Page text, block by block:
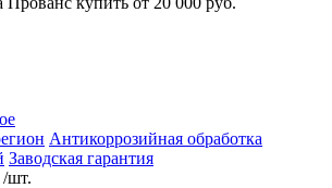
Антикоррозийная обработка
Заводская гарантия
/шт.